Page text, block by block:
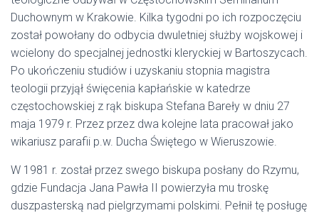
Duchownym w Krakowie. Kilka tygodni po ich rozpoczęciu
został powołany do odbycia dwuletniej służby wojskowej i
wcielony do specjalnej jednostki kleryckiej w Bartoszycach.
Po ukończeniu studiów i uzyskaniu stopnia magistra
teologii przyjął święcenia kapłańskie w katedrze
częstochowskiej z rąk biskupa Stefana Bareły w dniu 27
maja 1979 r. Przez przez dwa kolejne lata pracował jako
wikariusz parafii p.w. Ducha Świętego w Wieruszowie.
W 1981 r. został przez swego biskupa posłany do Rzymu,
gdzie Fundacja Jana Pawła II powierzyła mu troskę
duszpasterską nad pielgrzymami polskimi. Pełnił tę posługę